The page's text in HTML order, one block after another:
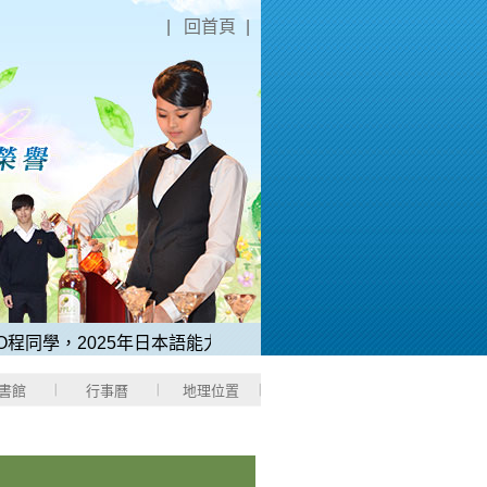
回首頁
學，2025年日本語能力測驗「N1中考取滿分180分」。
館 行事曆 地理位置